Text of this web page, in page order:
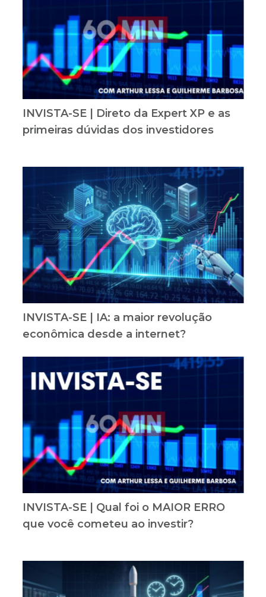
INVISTA-SE | Direto da Expert XP e as
primeiras dúvidas dos investidores
INVISTA-SE | IA: a maior revolução
econômica desde a internet?
INVISTA-SE | Qual foi o MAIOR ERRO
que você cometeu ao investir?